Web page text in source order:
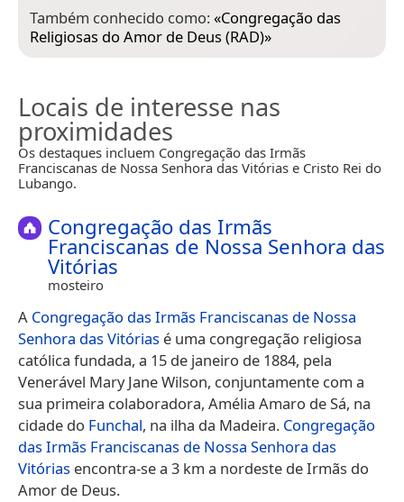
Também conhecido como:«Congregação das
Religiosas do Amor de Deus (RAD)»
Locais de interesse nas
proximidades
Os destaques incluem Congregação das Irmãs
Franciscanas de Nossa Senhora das Vitórias e Cristo Rei do
Lubango.
Congregação das Irmãs
Franciscanas de Nossa Senhora das
Vitórias
mosteiro
A Congregação das Irmãs Franciscanas de Nossa
Senhora das Vitórias é uma congregação religiosa
católica fundada, a 15 de janeiro de 1884, pela
Venerável Mary Jane Wilson, conjuntamente com a
sua primeira colaboradora, Amélia Amaro de Sá, na
cidade do Funchal, na ilha da Madeira. Congregação
das Irmãs Franciscanas de Nossa Senhora das
Vitórias encontra-se a 3 km a nordeste de Irmãs do
Amor de Deus.